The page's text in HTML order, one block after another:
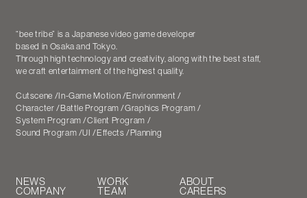
“bee tribe” is a Japanese video game developer
based in Osaka and Tokyo
Through high technology and creativity, along with the best staff,
we craft entertainment of the highest quality.
Cutscene In-Game Motion Environment
Character Battle Program
Graphics Program
System Program
Client Program
Sound Program UI Effects Planning
NEWS WORK
ABOUT
COMPANY
TEAM CAREERS